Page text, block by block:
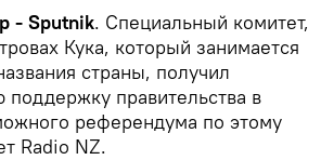
- Sputnik. Специальный комитет,
Кука, который занимается
страны, получил
поддержку правительства в
референдума по этому
Radio NZ.